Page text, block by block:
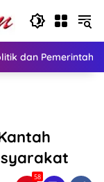
dan
58